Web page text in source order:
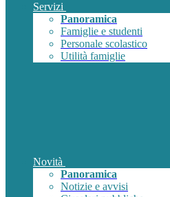
Servizi
Panoramica
Famiglie e studenti
Personale scolastico
Utilità famiglie
Novità
Panoramica
Notizie e avvisi